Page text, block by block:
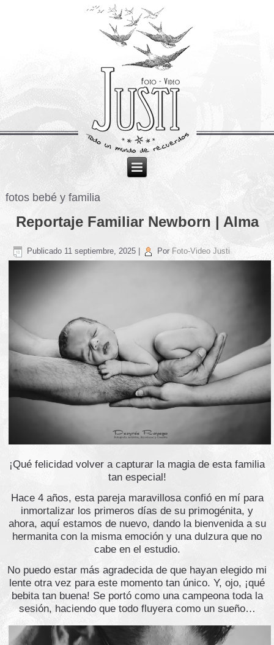
fotos bebé y familia
Reportaje Familiar Newborn | Alma
Publicado 11 septiembre, 2025 Por Foto-Video Justi
¡Qué felicidad volver a capturar la magia de esta familia
tan especial!
Hace 4 años, esta pareja maravillosa confió en mí para
inmortalizar los primeros días de su primogénita, y
ahora, aquí estamos de nuevo, dando la bienvenida a su
hermanita con la misma emoción y una dulzura que no
cabe en el estudio.
No puedo estar más agradecida de que hayan elegido mi
lente otra vez para este momento tan único. Y, ojo, ¡qué
bebita tan buena! Se portó como una campeona toda la
sesión, haciendo que todo fluyera como un sueño…